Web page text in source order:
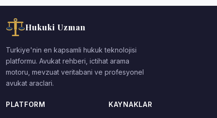
Hukuki Uzman
Turkiye'nin en kapsamli hukuk teknolojisi
platformu. Avukat rehberi, ictihat arama
motoru, mevzuat veritabani ve profesyonel
avukat araclari.
PLATFORM KAYNAKLAR